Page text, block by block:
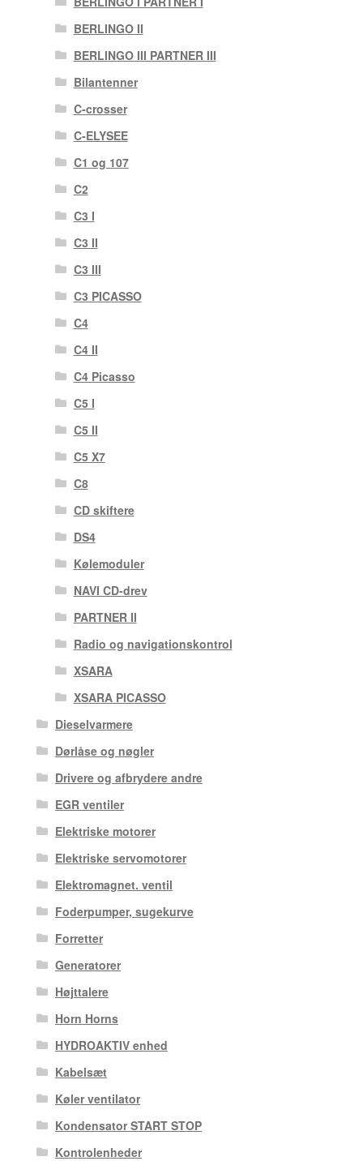
BERLINGO II
BERLINGO III PARTNER III
Bilantenner
C-crosser
C-ELYSEE
C1 og 107
C2
C3 I
C3 II
C3 III
C3 PICASSO
C4
C4 II
C4 Picasso
C5 I
C5 II
C5 X7
C8
CD skiftere
DS4
Kølemoduler
NAVI CD-drev
PARTNER II
Radio og navigationskontrol
XSARA
XSARA PICASSO
Dieselvarmere
Dørlåse og nøgler
Drivere og afbrydere andre
EGR ventiler
Elektriske motorer
Elektriske servomotorer
Elektromagnet. ventil
Foderpumper, sugekurve
Forretter
Generatorer
Højttalere
Horn Horns
HYDROAKTIV enhed
Kabelsæt
Køler ventilator
Kondensator START STOP
Kontrolenheder